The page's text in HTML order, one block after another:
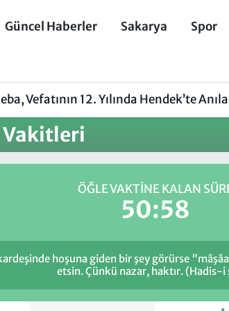
Güncel Haberler Sakarya Spor
Vefatının 12. Yılında Hendek’te
Vakitleri
ÖĞLE VAKTINE KALAN
50:58
hoşuna giden bir şey görürse
etsin. Çünkü nazar, haktır. (Hadis-i